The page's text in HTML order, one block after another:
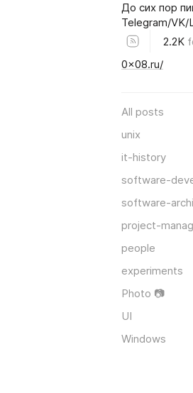
До сих пор
Telegram/
2.2K
0x08.ru/
All posts
unix
it-history
software-
software-
project-
people
experiments
Photo 📷
UI
Windows